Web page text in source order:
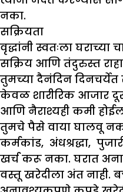
नका.
सक्रियता
वृद्धांनी स्वतःला घराच्या
सक्रिय आणि तंदुरुस्त
तुमच्या दैनंदिन
केवळ शारीरिक आजार
आणि नैराश्यही कमी
तुमचे पैसे वाया घालवू
कर्मकांड, अंधश्रद्धा,
खर्च करू नका. घरात
वस्तू खरेदीला अंत नाही.